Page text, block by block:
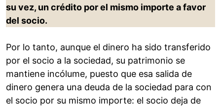
su vez, un crédito por el mismo importe a favor
del socio.
Por lo tanto, aunque el dinero ha sido transferido
por el socio a la sociedad, su patrimonio se
mantiene incólume, puesto que esa salida de
dinero genera una deuda de la sociedad para con
el socio por su mismo importe: el socio deja de